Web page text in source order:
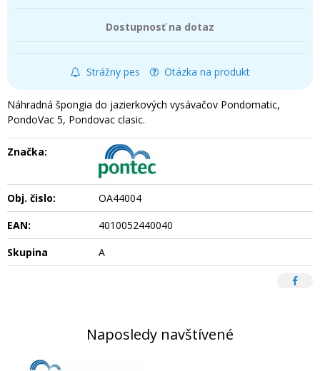
Dostupnosť na dotaz
Strážny pes Otázka na produkt
Náhradná špongia do jazierkových vysávačov Pondomatic,
PondoVac 5, Pondovac clasic.
Značka:
Obj. čislo:
OA44004
EAN:
4010052440040
Skupina
A
Naposledy navštívené